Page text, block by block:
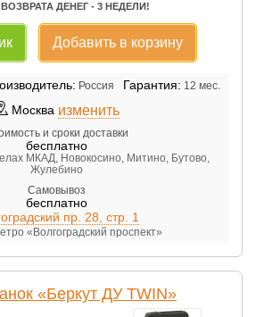
ДЕНЕГ - 3 НЕДЕЛИ!
Добавить в корзину
Россия Гарантия: 12 мес.
Москва изменить
и сроки доставки
бесплатно
МКАД, Новокосино, Митино, Бутово,
Жулебино
Самовывоз
бесплатно
пр. 28, стр. 1
«Волгоградский проспект»
«Беркут ДУ TWIN»